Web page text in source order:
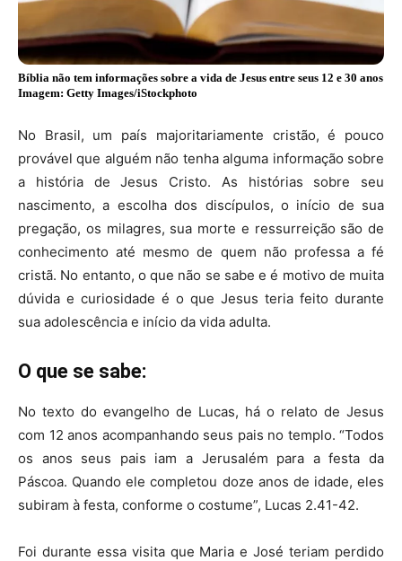
Bíblia não tem informações sobre a vida de Jesus entre seus 12 e 30 anos
Imagem: Getty Images/iStockphoto
No Brasil, um país majoritariamente cristão, é pouco
provável que alguém não tenha alguma informação sobre
a história de Jesus Cristo. As histórias sobre seu
nascimento, a escolha dos discípulos, o início de sua
pregação, os milagres, sua morte e ressurreição são de
conhecimento até mesmo de quem não professa a fé
cristã. No entanto, o que não se sabe e é motivo de muita
dúvida e curiosidade é o que Jesus teria feito durante
sua adolescência e início da vida adulta.
O que se sabe:
No texto do evangelho de Lucas, há o relato de Jesus
com 12 anos acompanhando seus pais no templo. “Todos
os anos seus pais iam a Jerusalém para a festa da
Páscoa. Quando ele completou doze anos de idade, eles
subiram à festa, conforme o costume”, Lucas 2.41-42.
Foi durante essa visita que Maria e José teriam perdido